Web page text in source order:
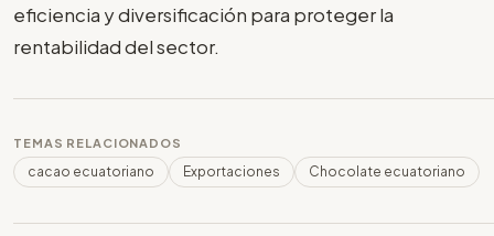
eficiencia y diversificación para proteger la
rentabilidad del sector.
TEMAS RELACIONADOS
cacao ecuatoriano Exportaciones Chocolate ecuatoriano